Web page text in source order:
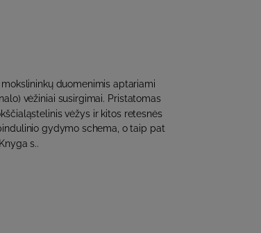
duomenimis aptariami
vėžiniai susirgimai. Pristatomas
vėžys ir kitos retesnės
gydymo schema, o taip pat
s..